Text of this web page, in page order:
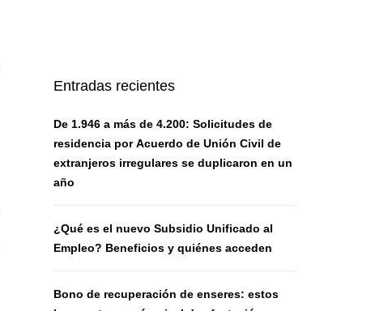
Entradas recientes
De 1.946 a más de 4.200: Solicitudes de
residencia por Acuerdo de Unión Civil de
extranjeros irregulares se duplicaron en un
año
¿Qué es el nuevo Subsidio Unificado al
Empleo? Beneficios y quiénes acceden
Bono de recuperación de enseres: estos